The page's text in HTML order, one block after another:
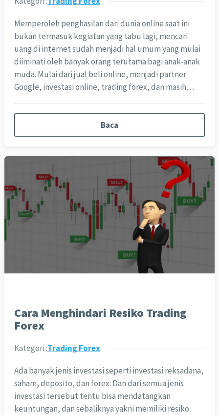
Memperoleh penghasilan dari dunia online saat ini
bukan termasuk kegiatan yang tabu lagi, mencari
uang di internet sudah menjadi hal umum yang mulai
diiminati oleh banyak orang terutama bagi anak-anak
muda. Mulai dari jual beli online, menjadi partner
Google, investasi online, trading forex, dan masih…
Baca
Cara Menghindari Resiko Trading
Forex
Kategori :Trading Forex
Ada banyak jenis investasi seperti investasi reksadana,
saham, deposito, dan forex. Dan dari semua jenis
investasi tersebut tentu bisa mendatangkan
keuntungan, dan sebaliknya yakni memiliki resiko